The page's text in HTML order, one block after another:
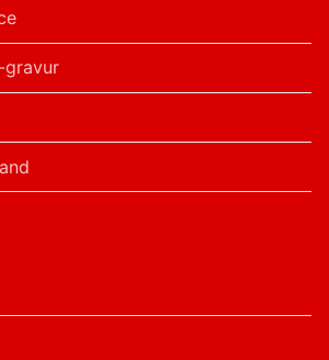
gravur